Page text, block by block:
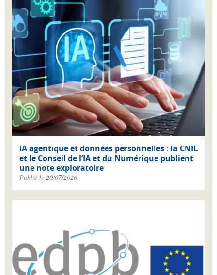
IA agentique et données personnelles : la CNIL
et le Conseil de l’IA et du Numérique publient
une note exploratoire
Publié le 20/07/2026